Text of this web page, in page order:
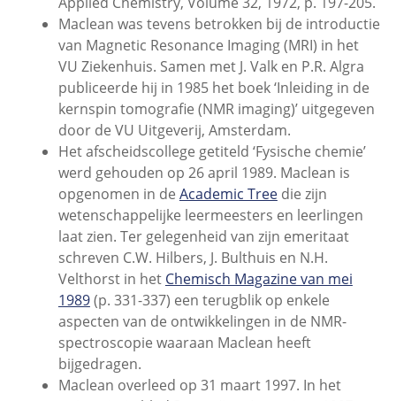
Maclean was tevens betrokken bij de introductie
van Magnetic Resonance Imaging (MRI) in het
VU Ziekenhuis. Samen met J. Valk en P.R. Algra
publiceerde hij in 1985 het boek ‘Inleiding in de
kernspin tomografie (NMR imaging)’ uitgegeven
door de VU Uitgeverij, Amsterdam.
Het afscheidscollege getiteld ‘Fysische chemie’
werd gehouden op 26 april 1989. Maclean is
opgenomen in de Academic Treedie zijn
wetenschappelijke leermeesters en leerlingen
laat zien. Ter gelegenheid van zijn emeritaat
schreven C.W. Hilbers, J. Bulthuis en N.H.
Velthorst in het Chemisch Magazine van mei
1989(p. 331-337) een terugblik op enkele
aspecten van de ontwikkelingen in de NMR-
spectroscopie waaraan Maclean heeft
bijgedragen.
Maclean overleed op 31 maart 1997. In het